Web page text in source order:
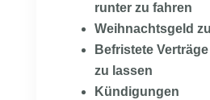
runter zu fahren
Weihnachtsgeld
Befristete
zu lassen
Kündigungen